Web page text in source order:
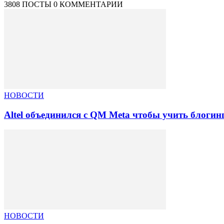
3808 ПОСТЫ 0 КОММЕНТАРИИ
НОВОСТИ
Altel объединился с QM Meta чтобы учить
НОВОСТИ